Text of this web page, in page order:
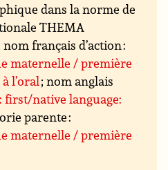
dans la norme de
THEMA
nom français d’action :
maternelle / première
l’oral; nom anglais
first/native language:
parente :
maternelle / première